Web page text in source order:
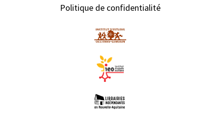
Politique de confidentialité